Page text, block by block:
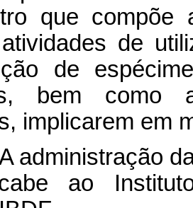
que compõe
de
de
bem como
implicarem em
administração
ao